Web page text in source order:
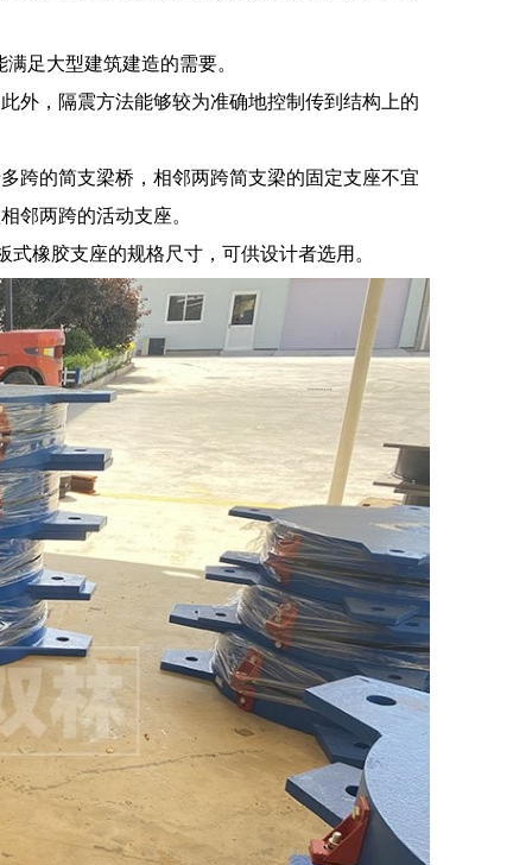
足大型建筑建造的需要。
外，隔震方法能够较为准确地控制传到结构上的
跨的简支梁桥，相邻两跨简支梁的固定支座不宜
邻两跨的活动支座。
橡胶支座的规格尺寸，可供设计者选用。